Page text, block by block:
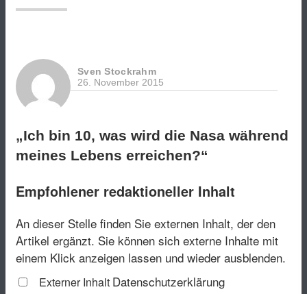
scharf“
Sven Stockrahm
26. November 2015
„Ich bin 10, was wird die Nasa während
meines Lebens erreichen?“
Empfohlener redaktioneller Inhalt
An dieser Stelle finden Sie externen Inhalt, der den
Artikel ergänzt. Sie können sich externe Inhalte mit
einem Klick anzeigen lassen und wieder ausblenden.
Externer Inhalt Datenschutzerklärung